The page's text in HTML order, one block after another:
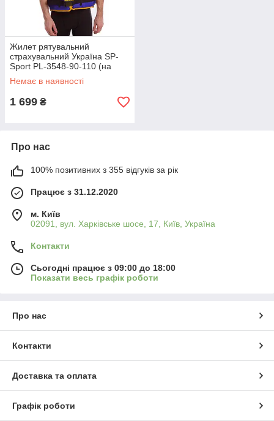
Жилет рятувальний
страхувальний Україна SP-
Sport PL-3548-90-110 (на
вагу 90-110 кг) синій- жовтий
Немає в наявності
1 699 ₴
Про нас
100% позитивних з 355 відгуків за рік
Працює з 31.12.2020
м. Київ
02091, вул. Харківське шосе, 17, Київ, Україна
Контакти
Сьогодні працює з 09:00 до 18:00
Показати весь графік роботи
Про нас
Контакти
Доставка та оплата
Графік роботи